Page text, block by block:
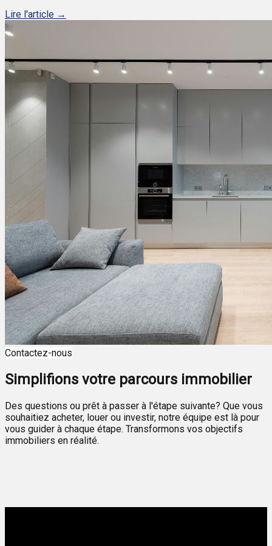
Lire l'article →
Contactez-nous
Simplifions votre parcours immobilier
Des questions ou prêt à passer à l'étape suivante? Que vous
souhaitiez acheter, louer ou investir, notre équipe est là pour
vous guider à chaque étape. Transformons vos objectifs
immobiliers en réalité.